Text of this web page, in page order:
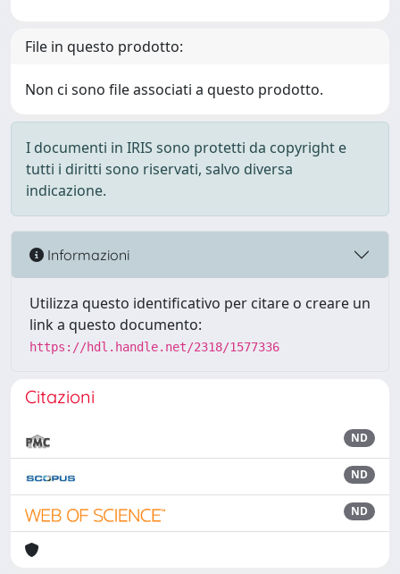
File in questo prodotto:
Non ci sono file associati a questo prodotto.
I documenti in IRIS sono protetti da copyright e
tutti i diritti sono riservati, salvo diversa
indicazione.
Informazioni
Utilizza questo identificativo per citare o creare un
link a questo documento:
https://hdl.handle.net/2318/1577336
Citazioni
ND
ND
ND